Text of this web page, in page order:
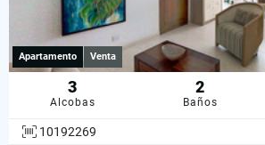
Apartamento Venta
3
Alcobas
2
Baños
10192269